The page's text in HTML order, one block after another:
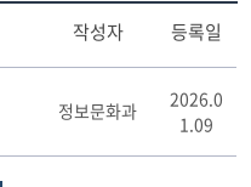
작성자 등록일
정보문화과
2026.0
1.09